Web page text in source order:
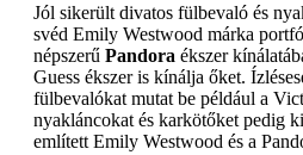
Jól sikerült divatos fülbevaló és
svéd Emily Westwood márka
népszerű Pandora ékszer
Guess ékszer is kínálja őket.
fülbevalókat mutat be például a
nyakláncokat és karkötőket pedig
említett Emily Westwood és a